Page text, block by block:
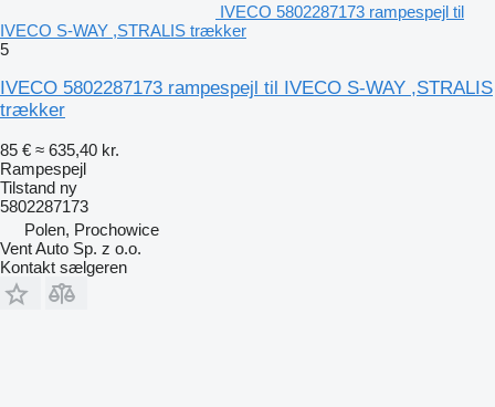
IVECO 5802287173 rampespejl til
IVECO S-WAY ,STRALIS trækker
5
IVECO 5802287173 rampespejl til IVECO S-WAY ,STRALIS
trækker
85 € ≈ 635,40 kr.
Rampespejl
Tilstand ny
5802287173
Polen, Prochowice
Vent Auto Sp. z o.o.
Kontakt sælgeren